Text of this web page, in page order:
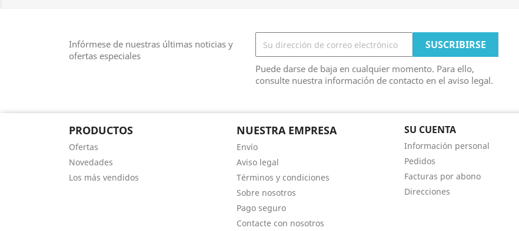
Infórmese de nuestras últimas noticias y
ofertas especiales
Puede darse de baja en cualquier momento. Para ello,
consulte nuestra información de contacto en el aviso legal.
PRODUCTOS
Ofertas
Novedades
Los más vendidos
NUESTRA EMPRESA
Envío
Aviso legal
Términos y condiciones
Sobre nosotros
Pago seguro
Contacte con nosotros
SU CUENTA
Información personal
Pedidos
Facturas por abono
Direcciones